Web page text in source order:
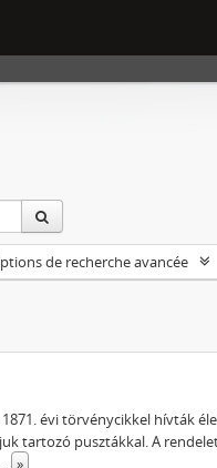
de recherche avancée
évi törvénycikkel hívták
tartozó pusztákkal. A
... »